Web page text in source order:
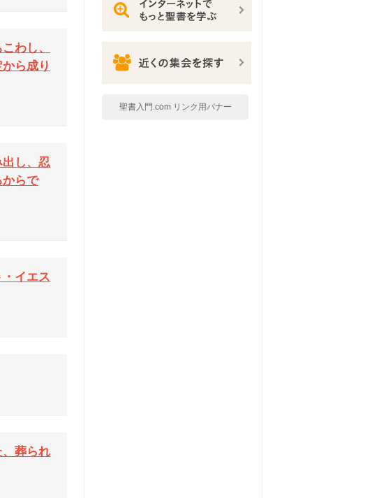
わし、
ら成り
し、忍
らで
イエス
葬られ
聖書入門.com リンク用バナー